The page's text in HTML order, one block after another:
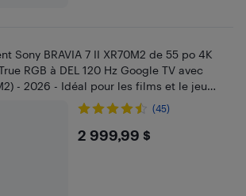
Sony BRAVIA 7 II XR70M2 de 55 po 4K
RGB à DEL 120 Hz Google TV avec
- 2026 - Idéal pour les films et le jeu
(45)
$2999.99
2 999,99 $